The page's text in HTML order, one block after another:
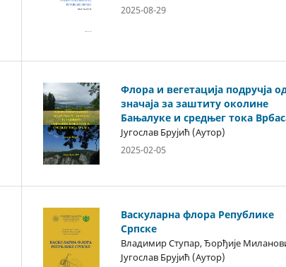
2025-08-29
Флора и вегетација подручја
значаја за заштиту околине
Бањалуке и средњег тока
Југослав Брујић (Аутор)
2025-02-05
Васкуларна флора Републике
Српске
Владимир Ступар, Ђорђије
Југослав Брујић (Аутор)